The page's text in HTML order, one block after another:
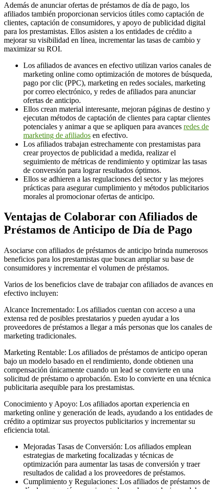
Además de anunciar ofertas de préstamos de día de pago, los
afiliados también proporcionan servicios útiles como captación de
clientes, captación de consumidores, y apoyo de publicidad digital
para los prestamistas. Ellos asisten a los entidades de crédito a
mejorar su visibilidad en línea, incrementar las tasas de cambio y
maximizar su ROI.
Los afiliados de avances en efectivo utilizan varios canales de
marketing online como optimización de motores de búsqueda,
pago por clic (PPC), marketing en redes sociales, marketing
por correo electrónico, y redes de afiliados para anunciar
ofertas de anticipo.
Ellos crean material interesante, mejoran páginas de destino y
ejecutan métodos de captación de clientes para captar clientes
potenciales y animar a que se apliquen para avances redes de
marketing de afiliados en efectivo.
Los afiliados trabajan estrechamente con prestamistas para
crear proyectos de publicidad a medida, realizar el
seguimiento de métricas de rendimiento y optimizar las tasas
de conversión para lograr resultados óptimos.
Ellos se adhieren a las regulaciones del sector y las mejores
prácticas para asegurar cumplimiento y métodos publicitarios
morales al promocionar ofertas de anticipo.
Ventajas de Colaborar con Afiliados de
Préstamos de Anticipo de Día de Pago
Asociarse con afiliados de préstamos de anticipo brinda numerosos
beneficios para los prestamistas que buscan ampliar su base de
consumidores y incrementar el volumen de préstamos.
Varios de los beneficios clave de trabajar con afiliados de avances en
efectivo incluyen:
Alcance Incrementado: Los afiliados cuentan con acceso a una
extensa red de posibles prestatarios y pueden ayudar a los
proveedores de préstamos a llegar a más personas que los canales de
marketing tradicionales.
Marketing Rentable: Los afiliados de préstamos de anticipo operan
bajo un modelo basado en el rendimiento, donde obtienen una
compensación únicamente cuando un lead se convierte en una
solicitud de préstamo o aprobación. Esto lo convierte en una técnica
publicitaria asequible para los prestamistas.
Conocimiento y Apoyo: Los afiliados aportan experiencia en
marketing online y generación de leads, ayudando a los entidades de
crédito a optimizar sus proyectos publicitarios y incrementar su
eficiencia total.
Mejoradas Tasas de Conversión: Los afiliados emplean
estrategias de marketing focalizadas y técnicas de
optimización para aumentar las tasas de conversión y traer
resultados de calidad a los proveedores de préstamos.
Cumplimiento y Regulaciones: Los afiliados de préstamos de